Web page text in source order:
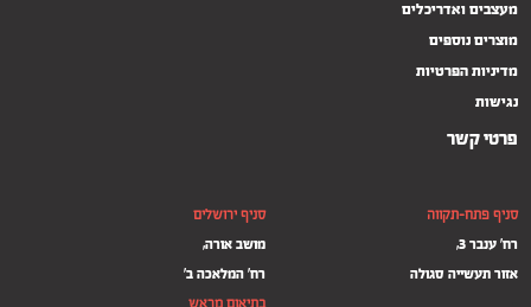
מעצבים ואדריכלים
מוצרים נוספים
מדיניות הפרטיות
נגישות
פרטי קשר
סניף פתח-תקווה
רח' ענבר 3,
אזור תעשייה סגולה
סניף ירושלים
מושב אורה,
רח' המלאכה ב'
בתיאום מראש